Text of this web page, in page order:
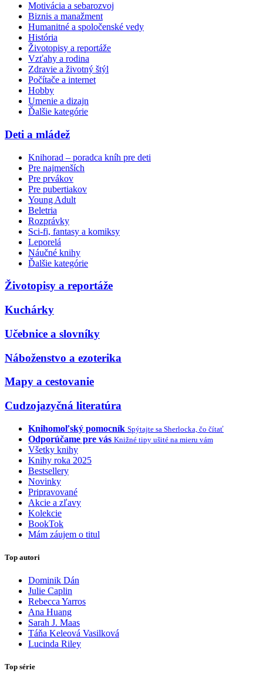
Motivácia a sebarozvoj
Biznis a manažment
Humanitné a spoločenské vedy
História
Životopisy a reportáže
Vzťahy a rodina
Zdravie a životný štýl
Počítače a internet
Hobby
Umenie a dizajn
Ďalšie kategórie
Deti a mládež
Knihorad – poradca kníh pre deti
Pre najmenších
Pre prvákov
Pre pubertiakov
Young Adult
Beletria
Rozprávky
Sci-fi, fantasy a komiksy
Leporelá
Náučné knihy
Ďalšie kategórie
Životopisy a reportáže
Kuchárky
Učebnice a slovníky
Náboženstvo a ezoterika
Mapy a cestovanie
Cudzojazyčná literatúra
Knihomoľský pomocník Spýtajte sa Sherlocka, čo čítať
Odporúčame pre vás Knižné tipy ušité na mieru vám
Všetky knihy
Knihy roka 2025
Bestsellery
Novinky
Pripravované
Akcie a zľavy
Kolekcie
BookTok
Mám záujem o titul
Top autori
Dominik Dán
Julie Caplin
Rebecca Yarros
Ana Huang
Sarah J. Maas
Táňa Keleová Vasilková
Lucinda Riley
Top série